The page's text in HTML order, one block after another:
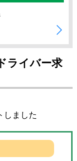
ライバー求
しました